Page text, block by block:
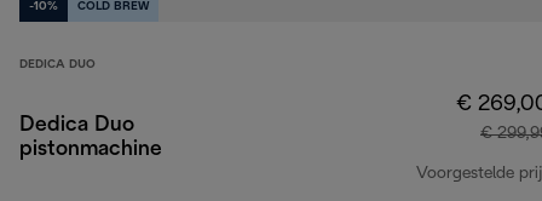
-10% COLD BREW
DEDICA DUO
Dedica Duo
pistonmachine
€
€
Voorgestelde